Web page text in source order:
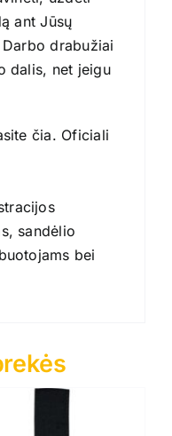
ant Jūsų
drabužiai
dalis, net jeigu
čia. Oficiali
sandėlio
bei